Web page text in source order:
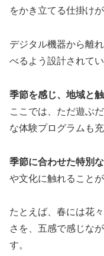
をかき立てる仕掛けが
デジタル機器から離
べるよう設計されてい
季節を感じ、地域と
ここでは、ただ遊ぶ
な体験プログラムも
季節に合わせた特別
や文化に触れることが
たとえば、春には花
さを、五感で感じな
す。